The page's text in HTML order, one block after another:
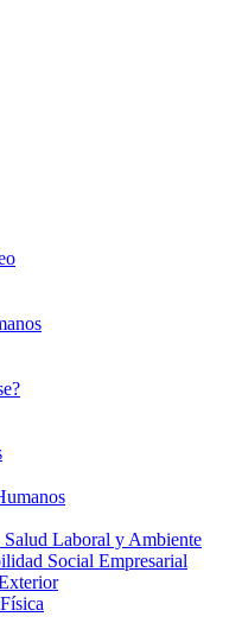
Laboral y Ambiente
Social Empresarial